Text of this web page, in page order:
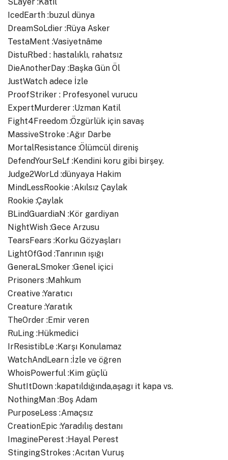
IcedEarth :buzul dünya
DreamSoLdier :Rüya Asker
TestaMent :Vasiyetnâme
DistuRbed : hastalıklı, rahatsız
DieAnotherDay :Başka Gün Öl
JustWatch adece İzle
ProofStriker : Profesyonel vurucu
ExpertMurderer :Uzman Katil
Fight4Freedom :Özgürlük için savaş
MassiveStroke :Ağır Darbe
MortalResistance :Ölümcül direniş
DefendYourSeLf :Kendini koru gibi birşey.
Judge2WorLd :dünyaya Hakim
MindLessRookie :Akılsız Çaylak
Rookie :Çaylak
BLindGuardiaN :Kör gardiyan
NightWish :Gece Arzusu
TearsFears :Korku Gözyaşları
LightOfGod :Tanrının ışığı
GeneraLSmoker :Genel içici
Prisoners :Mahkum
Creative :Yaratıcı
Creature :Yaratık
TheOrder :Emir veren
RuLing :Hükmedici
IrResistibLe :Karşı Konulamaz
WatchAndLearn :İzle ve öğren
WhoisPowerful :Kim güçlü
ShutItDown :kapatıldığında,aşagı it kapa vs.
NothingMan :Boş Adam
PurposeLess :Amaçsız
CreationEpic :Yaradılış destanı
ImaginePerest :Hayal Perest
StingingStrokes :Acıtan Vuruş